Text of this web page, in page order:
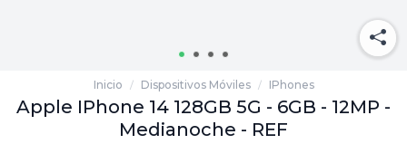
Inicio / Dispositivos Móviles / IPhones
Apple IPhone 14 128GB 5G - 6GB - 12MP -
Medianoche - REF